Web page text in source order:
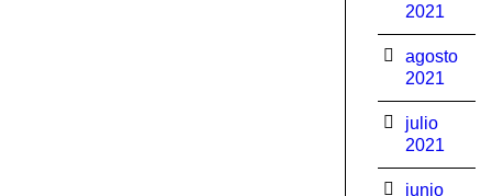
2021
agosto
2021
julio
2021
junio